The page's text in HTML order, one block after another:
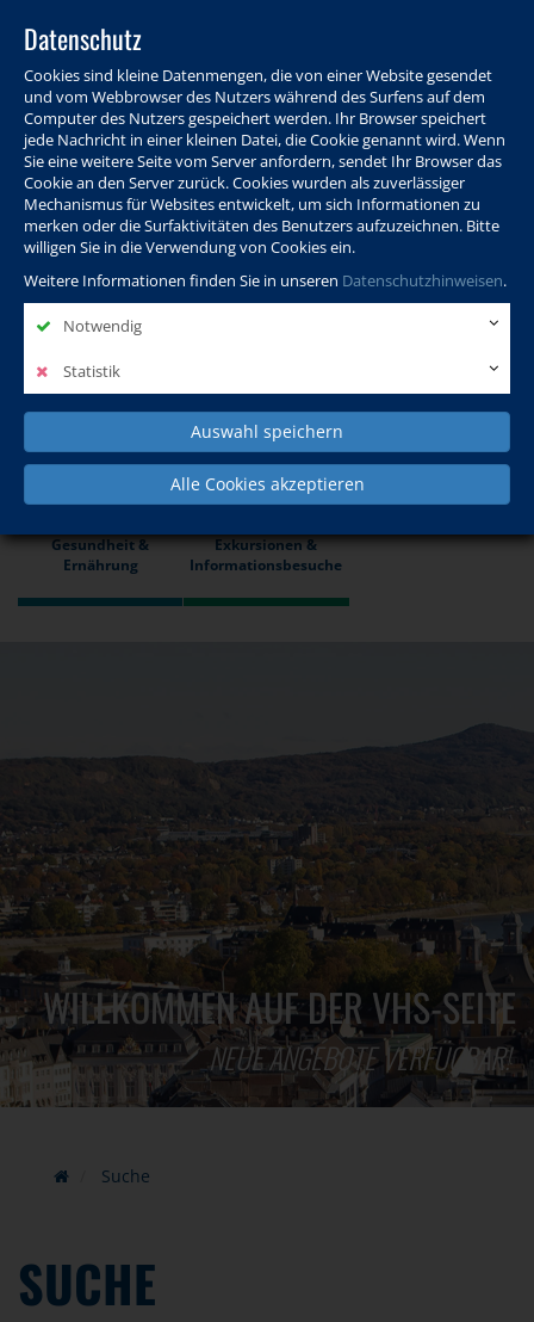
Datenschutz
Cookies sind kleine Datenmengen, die von einer Website gesendet
und vom Webbrowser des Nutzers während des Surfens auf dem
Computer des Nutzers gespeichert werden. Ihr Browser speichert
jede Nachricht in einer kleinen Datei, die Cookie genannt wird. Wenn
Sie eine weitere Seite vom Server anfordern, sendet Ihr Browser das
Cookie an den Server zurück. Cookies wurden als zuverlässiger
Mechanismus für Websites entwickelt, um sich Informationen zu
merken oder die Surfaktivitäten des Benutzers aufzuzeichnen. Bitte
willigen Sie in die Verwendung von Cookies ein.
Weitere Informationen finden Sie in unseren Datenschutzhinweisen.
Notwendig
Statistik
Auswahl speichern
Alle Cookies akzeptieren
Programm Info & Service Aktuelles Warenkorb Login
Ansprechpersonen Kontakt Sitemap
Politik, Wissenschaft &
Internationales
Beruf, IT & Digitales
Gesundheit &
Ernährung
Exkursionen &
Informationsbesuche
WILLKOMMEN AUF DER VHS-SEITE
NEUE ANGEBOTE VERFÜGBAR!
Suche
SUCHE